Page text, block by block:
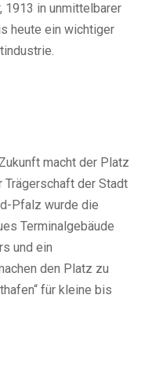
in unmittelbarer
heute ein wichtiger
macht der Platz
Trägerschaft der Stadt
Pfalz wurde die
Terminalgebäude
und ein
den Platz zu
für kleine bis